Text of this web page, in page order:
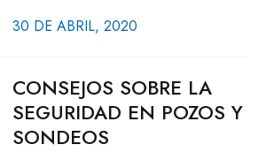
30 DE ABRIL, 2020
CONSEJOS SOBRE LA
SEGURIDAD EN POZOS Y
SONDEOS